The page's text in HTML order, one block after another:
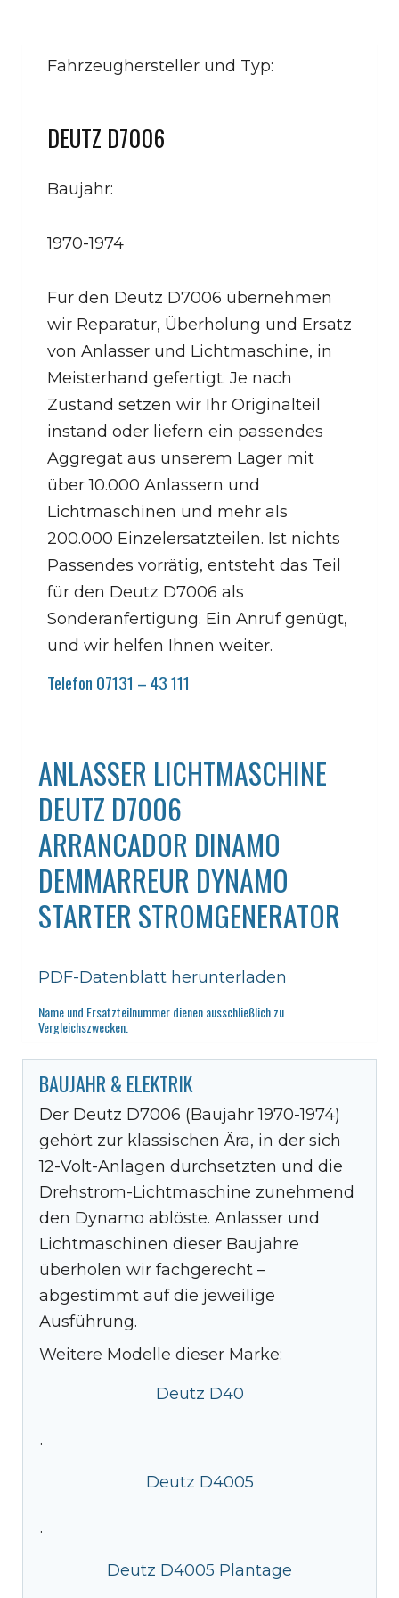
Fahrzeughersteller und Typ:
DEUTZ D7006
Baujahr:
1970-1974
Für den Deutz D7006 übernehmen
wir Reparatur, Überholung und Ersatz
von Anlasser und Lichtmaschine, in
Meisterhand gefertigt. Je nach
Zustand setzen wir Ihr Originalteil
instand oder liefern ein passendes
Aggregat aus unserem Lager mit
über 10.000 Anlassern und
Lichtmaschinen und mehr als
200.000 Einzelersatzteilen. Ist nichts
Passendes vorrätig, entsteht das Teil
für den Deutz D7006 als
Sonderanfertigung. Ein Anruf genügt,
und wir helfen Ihnen weiter.
Telefon 07131 – 43 111
ANLASSER LICHTMASCHINE
DEUTZ D7006
ARRANCADOR DINAMO
DEMMARREUR DYNAMO
STARTER STROMGENERATOR
PDF-Datenblatt herunterladen
Name und Ersatzteilnummer dienen ausschließlich zu
Vergleichszwecken.
BAUJAHR & ELEKTRIK
Der Deutz D7006 (Baujahr 1970-1974)
gehört zur klassischen Ära, in der sich
12-Volt-Anlagen durchsetzten und die
Drehstrom-Lichtmaschine zunehmend
den Dynamo ablöste. Anlasser und
Lichtmaschinen dieser Baujahre
überholen wir fachgerecht –
abgestimmt auf die jeweilige
Ausführung.
Weitere Modelle dieser Marke:
Deutz D40
·
Deutz D4005
·
Deutz D4005 Plantage